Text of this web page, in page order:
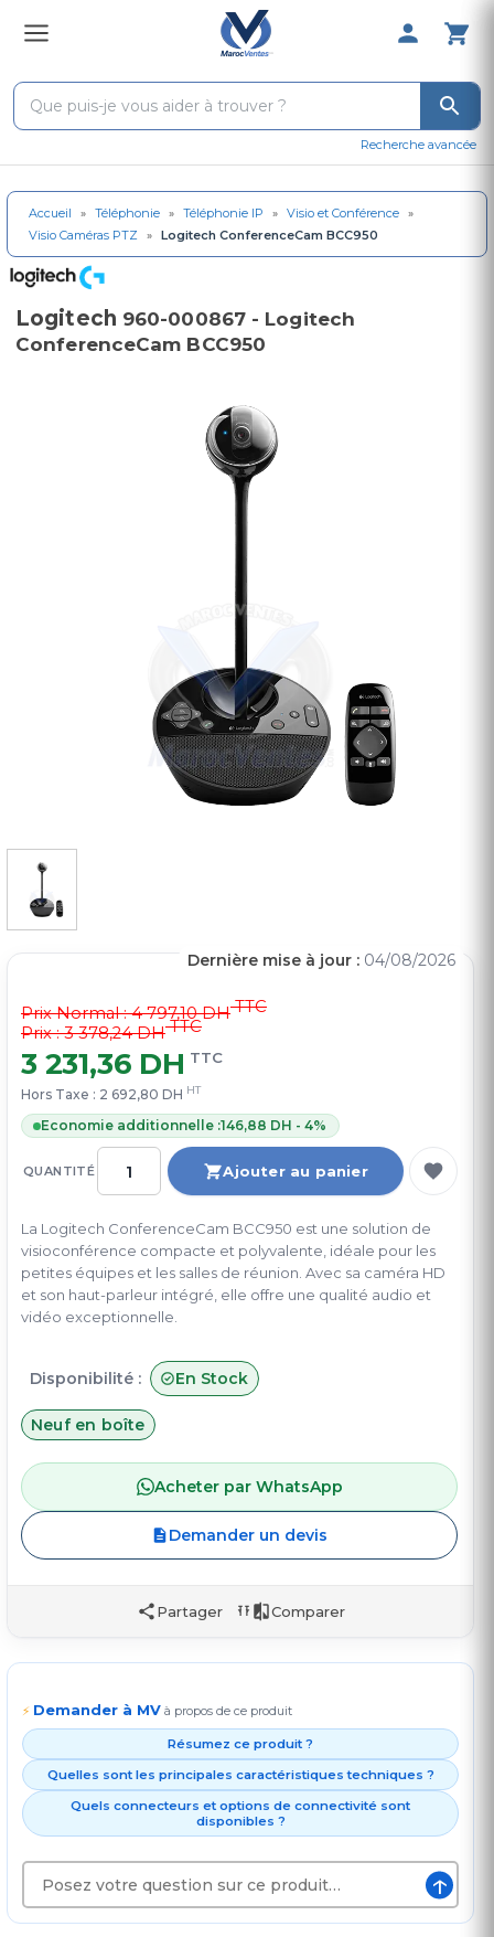
0 Produit
Recherche avancée
Accueil » Téléphonie » Téléphonie IP » Visio et Conférence »
Visio Caméras PTZ » Logitech ConferenceCam BCC950
Logitech 960-000867 - Logitech
ConferenceCam BCC950
QUANTITÉ Ajouter au panier
Prix Normal :4 797,10 DHTTC
Prix : 3 378,24 DHTTC
3 231,36 DH TTC
Hors Taxe : 2 692,80 DH HT
Economie additionnelle :146,88 DH - 4%
La Logitech ConferenceCam BCC950 est une solution de
visioconférence compacte et polyvalente, idéale pour les
petites équipes et les salles de réunion. Avec sa caméra HD
et son haut-parleur intégré, elle offre une qualité audio et
vidéo exceptionnelle.
Disponibilité : En Stock
Dernière mise à jour : 04/08/2026
Neuf en boîte
Acheter par WhatsApp
Demander un devis
Partager Comparer
⚡ Demander à MV à propos de ce produit
Résumez ce produit ?
Quelles sont les principales caractéristiques techniques ?
Quels connecteurs et options de connectivité sont
disponibles ?
↑